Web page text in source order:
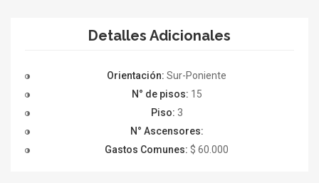
Detalles Adicionales
Orientación: Sur-Poniente
N° de pisos: 15
Piso: 3
N° Ascensores:
Gastos Comunes: $ 60.000